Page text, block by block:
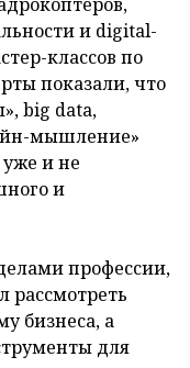
и digital-
классов по
показали, что
big data,
мышление»
уже и не
и
профессии,
рассмотреть
бизнеса, а
для